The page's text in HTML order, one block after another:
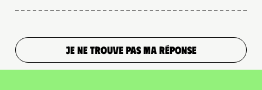
JE NE TROUVE PAS MA RÉPONSE